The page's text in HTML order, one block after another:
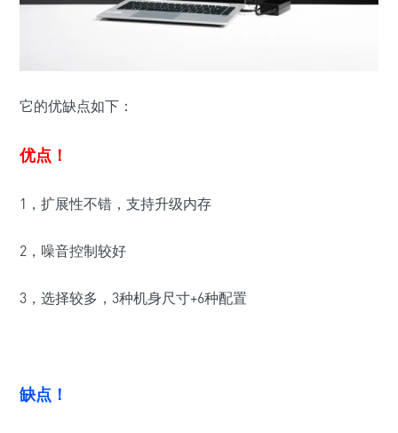
它的优缺点如下：
优点！
1，扩展性不错，支持升级内存
2，噪音控制较好
3，选择较多，3种机身尺寸+6种配置
缺点！